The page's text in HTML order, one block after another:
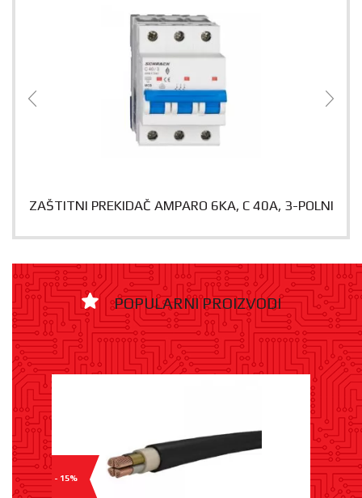
ZAŠTITNI PREKIDAČ AMPARO 6KA, C 40A, 3-POLNI
POPULARNI PROIZVODI
- 15%